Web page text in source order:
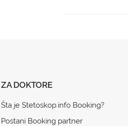
ZA DOKTORE
Šta je Stetoskop.info Booking?
Postani Booking partner